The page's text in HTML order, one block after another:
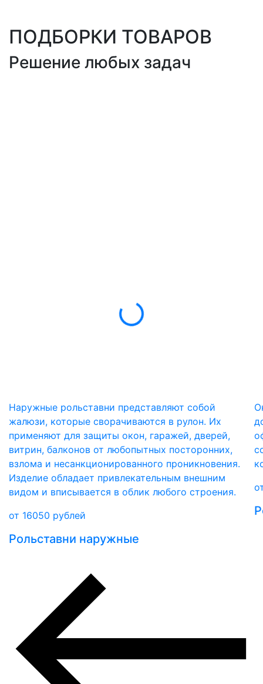
ПОДБОРКИ ТОВАРОВ
Решение любых задач
Наружные рольставни представляют собой
жалюзи, которые сворачиваются в рулон. Их
применяют для защиты окон, гаражей, дверей,
витрин, балконов от любопытных посторонних,
взлома и несанкционированного проникновения.
Изделие обладает привлекательным внешним
видом и вписывается в облик любого строения.
от 16050 рублей
Рольставни наружные